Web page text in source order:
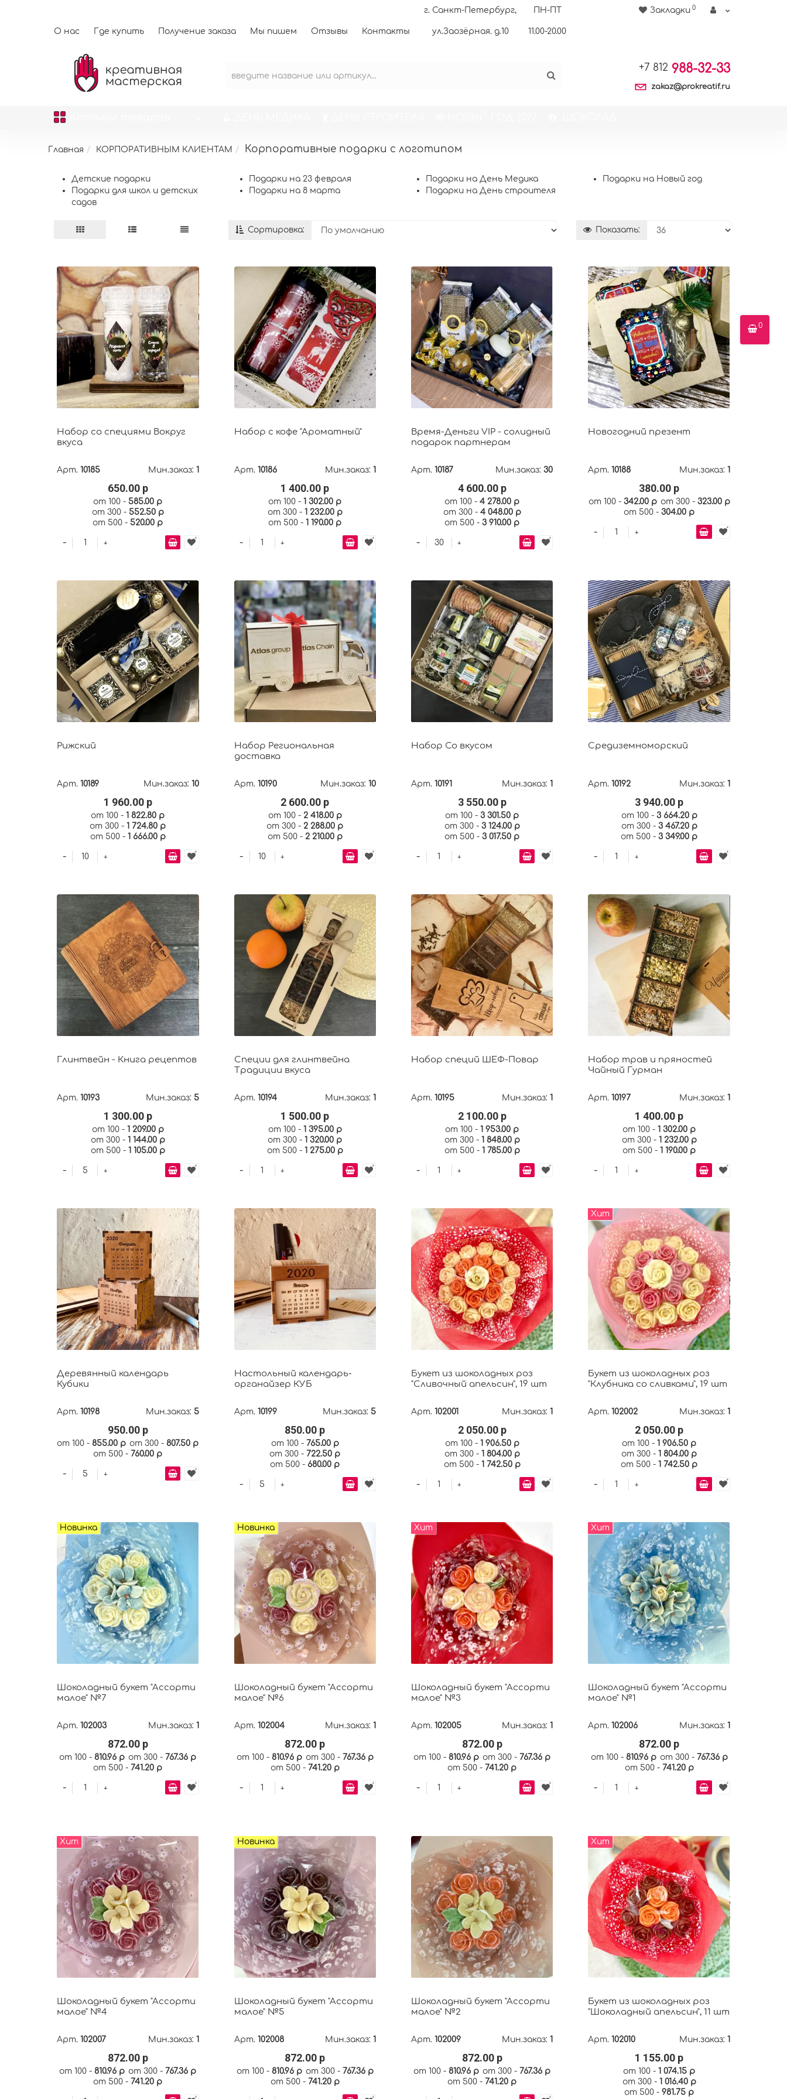
О нас Где купить Получение заказа Мы пишем Отзывы Контакты
г. Санкт-Петербург,
ул.Заозёрная. д.10
ПН-ПТ
11.00-20.00
Закладки 0
+7 812 988-32-33
zakaz@prokreatif.ru
0
Главная КОРПОРАТИВНЫМ КЛИЕНТАМ Корпоративные подарки с логотипом
Детские подарки
Подарки для школ и детских
садов
Подарки на 23 февраля
Подарки на 8 марта
Подарки на День Медика
Подарки на День строителя
Подарки на Новый год
Сортировка: Показать:
Набор со специями Вокруг
вкуса
Арт.10185 Мин.заказ: 1
650.00 р
от 100 - 585.00 р
от 300 - 552.50 р
от 500 - 520.00 р
+
-
Набор с кофе "Ароматный"
Арт. 10186 Мин.заказ: 1
1 400.00 р
от 100 -1 302.00 р
от 300 - 1 232.00 р
от 500 -1 190.00 р
+
-
Время-Деньги VIP - солидный
подарок партнерам
Арт. 10187 Мин.заказ:30
4 600.00 р
от 100 -4 278.00 р
от 300 - 4 048.00 р
от 500 -3 910.00 р
+
-
Новогодний презент
Арт.10188 Мин.заказ: 1
380.00 р
от 100 - 342.00 р от 300 - 323.00 р
от 500 -304.00 р
+
-
Рижский
Арт.10189 Мин.заказ: 10
1 960.00 р
от 100 -1 822.80 р
от 300 -1 724.80 р
от 500 - 1 666.00 р
+
-
Набор Региональная
доставка
Арт. 10190 Мин.заказ: 10
2 600.00 р
от 100 - 2 418.00 р
от 300 - 2 288.00 р
от 500 - 2 210.00 р
+
-
Набор Со вкусом
Арт. 10191 Мин.заказ:1
3 550.00 р
от 100 -3 301.50 р
от 300 - 3 124.00 р
от 500 -3 017.50 р
+
-
Средиземноморский
Арт.10192 Мин.заказ: 1
3 940.00 р
от 100 - 3 664.20 р
от 300 - 3 467.20 р
от 500 -3 349.00 р
+
-
Глинтвейн - Книга рецептов
Арт.10193 Мин.заказ: 5
1 300.00 р
от 100 - 1 209.00 р
от 300 - 1 144.00 р
от 500 - 1 105.00 р
+
-
Специи для глинтвейна
Традиции вкуса
Арт. 10194 Мин.заказ: 1
1 500.00 р
от 100 - 1 395.00 р
от 300 -1 320.00 р
от 500 - 1 275.00 р
+
-
Набор специй ШЕФ-Повар
Арт. 10195 Мин.заказ:1
2 100.00 р
от 100 -1 953.00 р
от 300 - 1 848.00 р
от 500 - 1 785.00 р
+
-
Набор трав и пряностей
Чайный Гурман
Арт.10197 Мин.заказ: 1
1 400.00 р
от 100 -1 302.00 р
от 300 - 1 232.00 р
от 500 -1 190.00 р
+
-
Деревянный календарь
Кубики
Арт.10198 Мин.заказ: 5
950.00 р
от 100 - 855.00 р от 300 - 807.50 р
от 500 - 760.00 р
+
-
Настольный календарь-
органайзер КУБ
Арт. 10199 Мин.заказ: 5
850.00 р
от 100 - 765.00 р
от 300 - 722.50 р
от 500 - 680.00 р
+
-
Букет из шоколадных роз
"Сливочный апельсин", 19 шт
Арт. 102001 Мин.заказ:1
2 050.00 р
от 100 - 1 906.50 р
от 300 - 1 804.00 р
от 500 - 1 742.50 р
+
-
Хит
Букет из шоколадных роз
"Клубника со сливками", 19 шт
Арт.102002 Мин.заказ: 1
2 050.00 р
от 100 -1 906.50 р
от 300 -1 804.00 р
от 500 -1 742.50 р
+
-
Новинка
Шоколадный букет "Ассорти
малое" №7
Арт.102003 Мин.заказ: 1
872.00 р
от 100 - 810.96 р от 300 - 767.36 р
от 500 - 741.20 р
+
-
Новинка
Шоколадный букет "Ассорти
малое" №6
Арт. 102004 Мин.заказ: 1
872.00 р
от 100 - 810.96 р от 300 - 767.36 р
от 500 - 741.20 р
+
-
Хит
Шоколадный букет "Ассорти
малое" №3
Арт. 102005 Мин.заказ:1
872.00 р
от 100 - 810.96 р от 300 - 767.36 р
от 500 - 741.20 р
+
-
Хит
Шоколадный букет "Ассорти
малое" №1
Арт.102006 Мин.заказ: 1
872.00 р
от 100 - 810.96 р от 300 - 767.36 р
от 500 - 741.20 р
+
-
Хит
Шоколадный букет "Ассорти
малое" №4
Арт.102007 Мин.заказ: 1
872.00 р
от 100 - 810.96 р от 300 - 767.36 р
от 500 - 741.20 р
Новинка
Шоколадный букет "Ассорти
малое" №5
Арт. 102008 Мин.заказ: 1
872.00 р
от 100 - 810.96 р от 300 - 767.36 р
от 500 - 741.20 р
Шоколадный букет "Ассорти
малое" №2
Арт. 102009 Мин.заказ:1
872.00 р
от 100 - 810.96 р от 300 - 767.36 р
от 500 - 741.20 р
Хит
Букет из шоколадных роз
"Шоколадный апельсин", 11 шт
Арт.102010 Мин.заказ: 1
1 155.00 р
от 100 -1 074.15 р
от 300 - 1 016.40 р
от 500 -981.75 р